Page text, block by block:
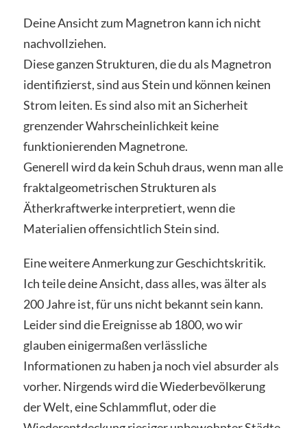
Deine Ansicht zum Magnetron kann ich nicht
nachvollziehen.
Diese ganzen Strukturen, die du als Magnetron
identifizierst, sind aus Stein und können keinen
Strom leiten. Es sind also mit an Sicherheit
grenzender Wahrscheinlichkeit keine
funktionierenden Magnetrone.
Generell wird da kein Schuh draus, wenn man alle
fraktalgeometrischen Strukturen als
Ätherkraftwerke interpretiert, wenn die
Materialien offensichtlich Stein sind.
Eine weitere Anmerkung zur Geschichtskritik.
Ich teile deine Ansicht, dass alles, was älter als
200 Jahre ist, für uns nicht bekannt sein kann.
Leider sind die Ereignisse ab 1800, wo wir
glauben einigermaßen verlässliche
Informationen zu haben ja noch viel absurder als
vorher. Nirgends wird die Wiederbevölkerung
der Welt, eine Schlammflut, oder die